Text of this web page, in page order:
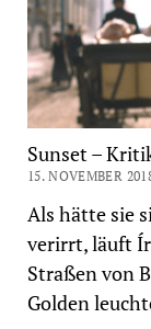
Sunset –
15. NOVEMBER
Als hätte sie
verirrt, läuft
Straßen von
Golden